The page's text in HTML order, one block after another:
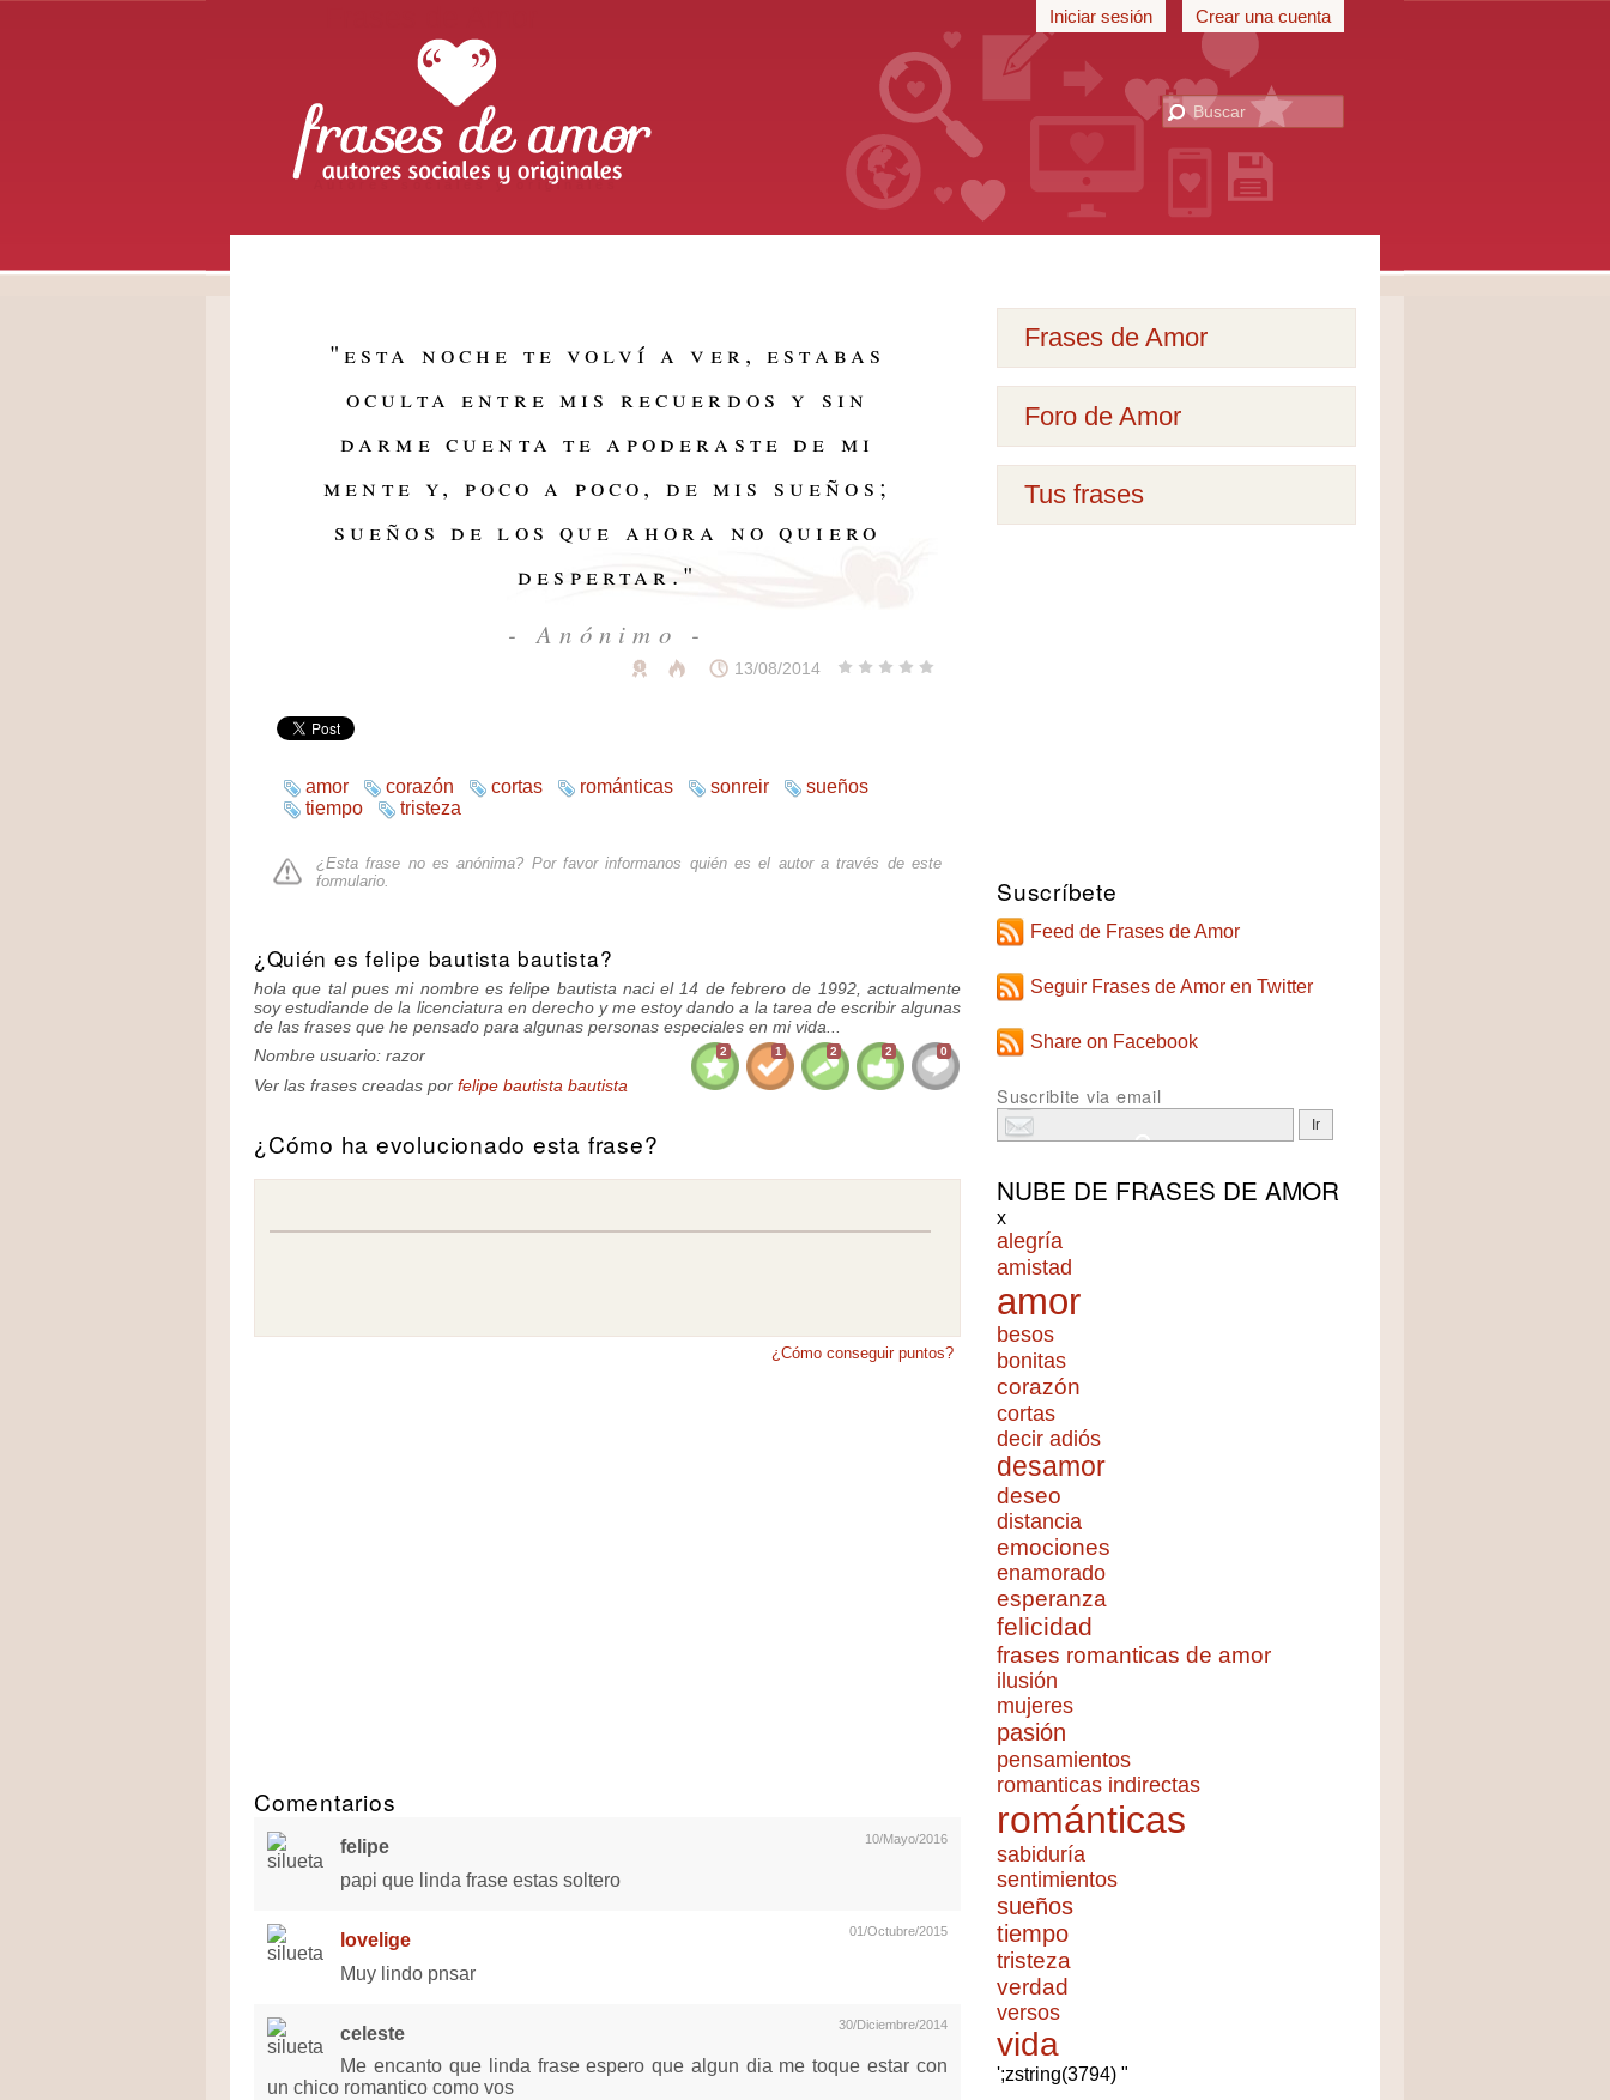
Autores sociales y originales
Iniciar sesión Crear una cuenta
Frases de Amor
Foro de Amor
Tus frases
" esta noche te volví a ver, estabas
oculta entre mis recuerdos y sin
darme cuenta te apoderaste de mi
mente y, poco a poco, de mis sueños;
sueños de los que ahora no quiero
despertar. "
- Anónimo -
13/08/2014
amor corazón cortas románticas sonreir
sueños
tiempo
tristeza
¿Esta frase no es anónima? Por favor informanos quién es el autor a través de este
formulario.
¿Quién es felipe bautista bautista?
hola que tal pues mi nombre es felipe bautista naci el 14 de febrero de 1992, actualmente
soy estudiande de la licenciatura en derecho y me estoy dando a la tarea de escribir algunas
de las frases que he pensado para algunas personas especiales en mi vida...
2 1 2 2 0
Nombre usuario: razor
Ver las frases creadas por felipe bautista bautista
¿Cómo ha evolucionado esta frase?
¿Cómo conseguir puntos?
Comentarios
10/Mayo/2016
felipe
papi que linda frase estas soltero
01/Octubre/2015
lovelige
Muy lindo pnsar
30/Diciembre/2014
celeste
Me encanto que linda frase espero que algun dia me toque estar con
un chico romantico como vos
Suscríbete
Feed de Frases de Amor
Seguir Frases de Amor en Twitter
Share on Facebook
Suscribite via email
NUBE DE FRASES DE AMOR
x
alegría
amistad
amor
besos
bonitas
corazón
cortas
decir adiós
desamor
deseo
distancia
emociones
enamorado
esperanza
felicidad
frases romanticas de amor
ilusión
mujeres
pasión
pensamientos
romanticas indirectas
románticas
sabiduría
sentimientos
sueños
tiempo
tristeza
verdad
versos
vida
';zstring(3794) "